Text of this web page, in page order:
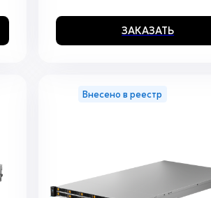
ЗАКАЗАТЬ
Внесено в реестр